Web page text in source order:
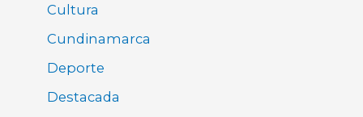
Cultura
Cundinamarca
Deporte
Destacada